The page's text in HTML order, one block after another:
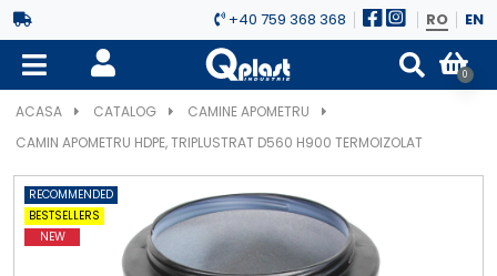
+40 759 368 368 RO EN
0
ACASA CATALOG
CAMINE APOMETRU
CAMIN APOMETRU HDPE, TRIPLUSTRAT D560 H900 TERMOIZOLAT
RECOMMENDED
BESTSELLERS
NEW